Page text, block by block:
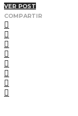
VER POST
COMPARTIR